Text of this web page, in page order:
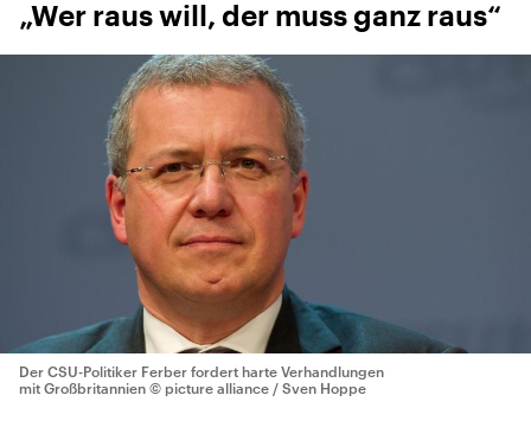
„Wer raus will, der muss ganz raus“
Der CSU-Politiker Ferber fordert harte Verhandlungen
mit Großbritannien © picture alliance / Sven Hoppe